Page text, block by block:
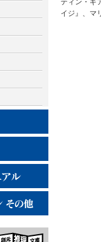
ティン・ギ
イジ』、マ